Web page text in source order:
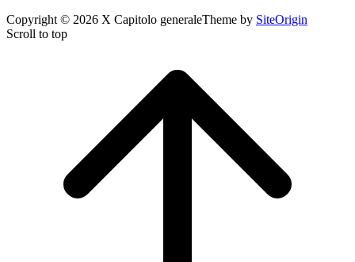
Copyright © 2026 X Capitolo generaleTheme by SiteOrigin
Scroll to top